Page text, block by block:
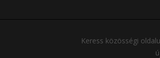
Keress közösségi